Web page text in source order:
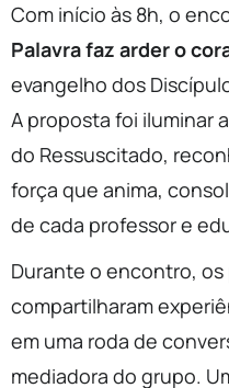
Com início às 8h, o
Palavra faz arder o
evangelho dos
A proposta foi iluminar
do Ressuscitado,
força que anima,
de cada professor e
Durante o encontro,
compartilharam
em uma roda de
mediadora do grupo.